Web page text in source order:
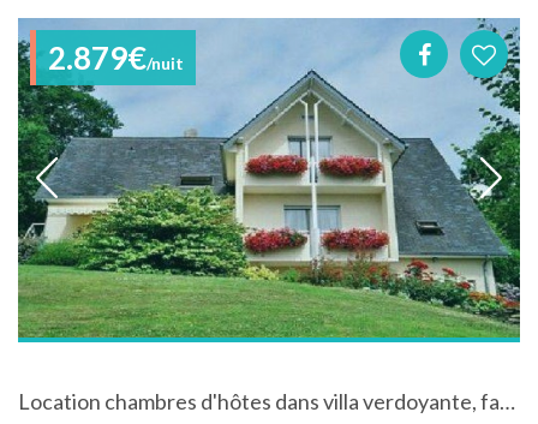
2.879€/nuit
Location chambres d'hôtes dans villa verdoyante, face aux Pyrénées,entre Pau-Lourdes-Jurançon